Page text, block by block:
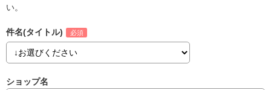
い。
件名(タイトル)
ショップ名